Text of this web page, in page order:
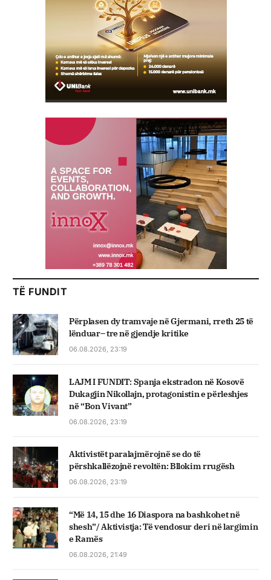
TË FUNDIT
Përplasen dy tramvaje në Gjermani, rreth 25 të
lënduar– tre në gjendje kritike
06.08.2026, 23:19
LAJM I FUNDIT: Spanja ekstradon në Kosovë
Dukagjin Nikollajn, protagonistin e përleshjes
në “Bon Vivant”
06.08.2026, 23:19
Aktivistët paralajmërojnë se do të
përshkallëzojnë revoltën: Bllokim rrugësh
06.08.2026, 23:19
“Më 14, 15 dhe 16 Diaspora na bashkohet në
shesh”/ Aktivistja: Të vendosur deri në largimin
e Ramës
06.08.2026, 21:49